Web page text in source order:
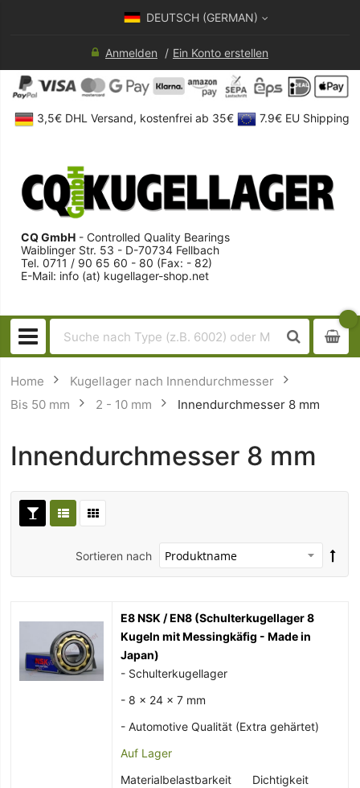
DEUTSCH (GERMAN)
Anmelden Ein Konto erstellen
3,5€ DHL Versand, kostenfrei ab 35€ 7.9€ EU Shipping
CQ GmbH - Controlled Quality Bearings
Waiblinger Str. 53 - D-70734 Fellbach
Tel. 0711 / 90 65 60 - 80 (Fax: - 82)
E-Mail: info (at) kugellager-shop.net
Home
Kugellager nach Innendurchmesser
Bis 50 mm
2 - 10 mm Innendurchmesser 8 mm
Innendurchmesser 8 mm
Sortieren nach
E8 NSK / EN8 (Schulterkugellager 8
Kugeln mit Messingkäfig - Made in
Japan)
- Schulterkugellager
- 8 x 24 x 7 mm
- Automotive Qualität (Extra gehärtet)
Auf Lager
Materialbelastbarkeit
Dichtigkeit